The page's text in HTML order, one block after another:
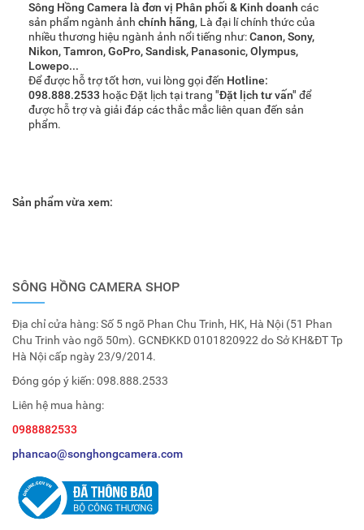
Sông Hồng Camera là đơn vị Phân phối & Kinh doanh các
sản phẩm ngành ảnh chính hãng, Là đại lí chính thức của
nhiều thương hiệu ngành ảnh nổi tiếng như:Canon, Sony,
Nikon, Tamron, GoPro, Sandisk, Panasonic, Olympus,
Lowepo...
Để được hỗ trợ tốt hơn, vui lòng gọi đến Hotline:
098.888.2533 hoặc Đặt lịch tại trang "Đặt lịch tư vấn" để
được hỗ trợ và giải đáp các thắc mắc liên quan đến sản
phẩm.
Sản phẩm vừa xem:
SÔNG HỒNG CAMERA SHOP
Địa chỉ cửa hàng: Số 5 ngõ Phan Chu Trinh, HK, Hà Nội (51 Phan
Chu Trinh vào ngõ 50m). GCNĐKKD 0101820922 do Sở KH&ĐT Tp
Hà Nội cấp ngày 23/9/2014.
Đóng góp ý kiến:098.888.2533
Liên hệ mua hàng:
0988882533
phancao@songhongcamera.com